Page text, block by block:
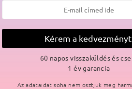
Kérem a
60 napos visszaküldés és
1 év garancia
Az adataidat soha nem osztjuk meg